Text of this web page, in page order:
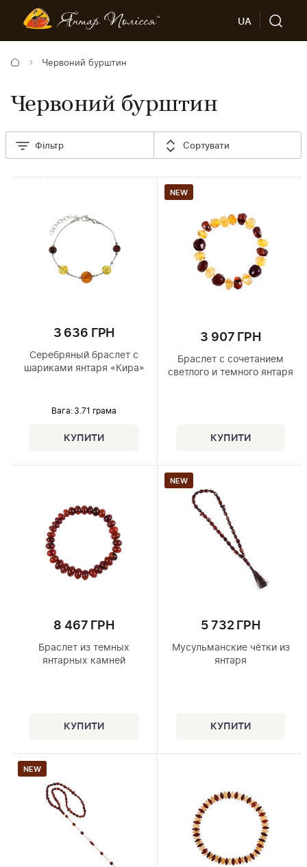
UA
Червоний бурштин
Червоний бурштин
Фільтр Сортувати
3 636 ГРН
Серебряный браслет с
шариками янтаря «Кира»
Вага: 3.71 грама
NEW
3 907 ГРН
Браслет с сочетанием
светлого и темного янтаря
8 467 ГРН
Браслет из темных
янтарных камней
NEW
5 732 ГРН
Мусульманские чётки из
янтаря
NEW